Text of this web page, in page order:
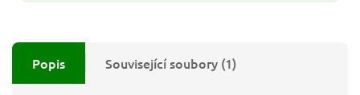
Popis Související soubory (1)